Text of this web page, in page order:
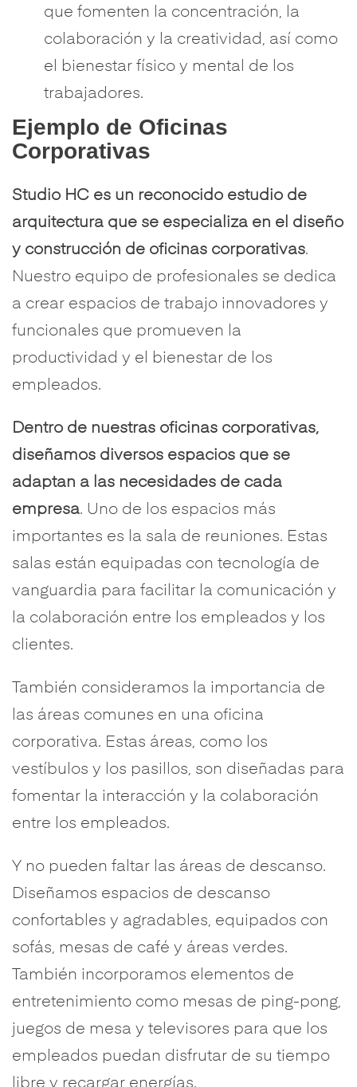
que fomenten la concentración, la
colaboración y la creatividad, así como
el bienestar físico y mental de los
trabajadores.
Ejemplo de Oficinas
Corporativas
Studio HC es un reconocido estudio de
arquitectura que se especializa en el diseño
y construcción de oficinas corporativas.
Nuestro equipo de profesionales se dedica
a crear espacios de trabajo innovadores y
funcionales que promueven la
productividad y el bienestar de los
empleados.
Dentro de nuestras oficinas corporativas,
diseñamos diversos espacios que se
adaptan a las necesidades de cada
empresa. Uno de los espacios más
importantes es la sala de reuniones. Estas
salas están equipadas con tecnología de
vanguardia para facilitar la comunicación y
la colaboración entre los empleados y los
clientes.
También consideramos la importancia de
las áreas comunes en una oficina
corporativa. Estas áreas, como los
vestíbulos y los pasillos, son diseñadas para
fomentar la interacción y la colaboración
entre los empleados.
Y no pueden faltar las áreas de descanso.
Diseñamos espacios de descanso
confortables y agradables, equipados con
sofás, mesas de café y áreas verdes.
También incorporamos elementos de
entretenimiento como mesas de ping-pong,
juegos de mesa y televisores para que los
empleados puedan disfrutar de su tiempo
libre y recargar energías.